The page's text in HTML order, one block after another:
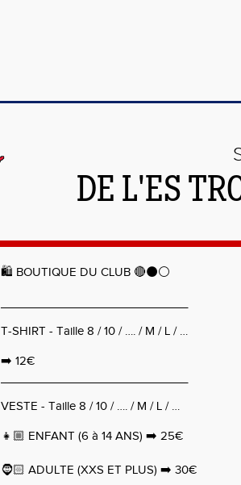
DE L'ES
🛍️ BOUTIQUE DU CLUB 🔴⚫️⚪️
T-SHIRT - Taille 8 / 10 / …. / M / L / …
➡️ 12€
VESTE - Taille 8 / 10 / …. / M / L / …
👧🏼 ENFANT (6 à 14 ANS) ➡️ 25€
🧔🏻 ADULTE (XXS ET PLUS) ➡️ 30€